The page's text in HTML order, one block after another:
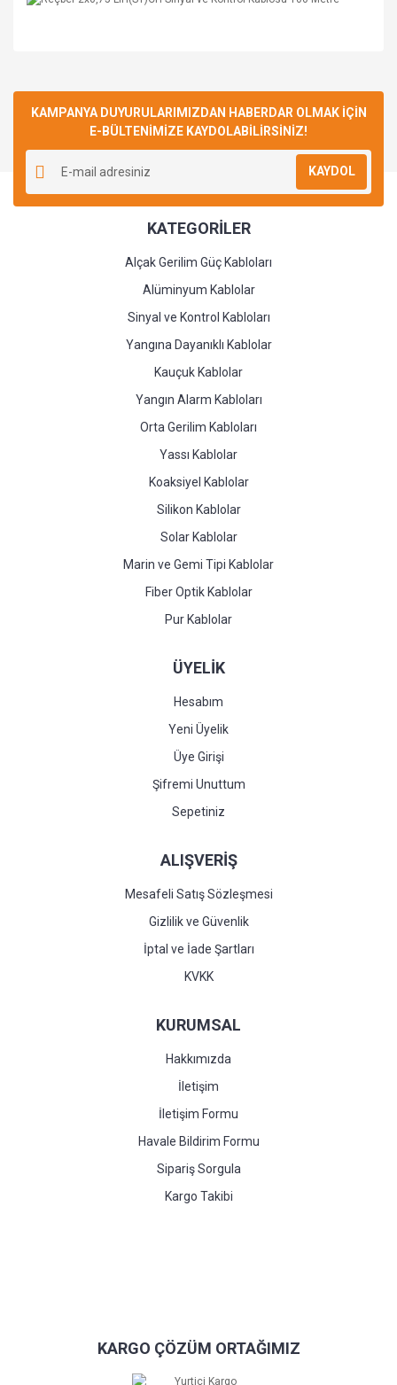
Yorum Yaz
KAMPANYA DUYURULARIMIZDAN HABERDAR OLMAK İÇİN
E-BÜLTENİMİZE KAYDOLABİLİRSİNİZ!
KAYDOL
KATEGORİLER
Alçak Gerilim Güç Kabloları
Alüminyum Kablolar
Sinyal ve Kontrol Kabloları
Yangına Dayanıklı Kablolar
Kauçuk Kablolar
Yangın Alarm Kabloları
Orta Gerilim Kabloları
Yassı Kablolar
Koaksiyel Kablolar
Silikon Kablolar
Solar Kablolar
Marin ve Gemi Tipi Kablolar
Fiber Optik Kablolar
Pur Kablolar
ÜYELİK
Hesabım
Yeni Üyelik
Üye Girişi
Şifremi Unuttum
Sepetiniz
ALIŞVERİŞ
Mesafeli Satış Sözleşmesi
Gizlilik ve Güvenlik
İptal ve İade Şartları
KVKK
KURUMSAL
Hakkımızda
İletişim
İletişim Formu
Havale Bildirim Formu
Sipariş Sorgula
Kargo Takibi
KARGO ÇÖZÜM ORTAĞIMIZ